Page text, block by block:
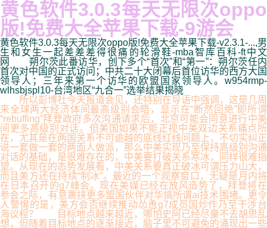
黄色软件3.0.3每天无限次oppo
版!免费大全苹果下载-9游会
黄色软件3.0.3每天无限次oppo版!免费大全苹果下载-v2.3.1-...,男
生和女生一起差差差得很痛的轮滑鞋-mba智库百科-ft中文
网 朔尔茨此番访华，创下多个“首次”和“第一”：朔尔茨任内
首次对中国的正式访问；中共二十大闭幕后首位访华的西方大国
领导人；三年来第一个访华的欧盟国家领导人。w954rmp-
wlhsbjspl10-台湾地区“九合一”选举结果揭晓
所以彭博社今天报道会见，还特别在导语中强调，这是几周
来全球两大经济体间最高级别会晤，显示在“断然回绝”即所谓
“rebuffing”拜登政府多次沟通请求后，北京可能会同意进行中美
间更多高级别对话。但美国如果不能正视中美双边关系痛点所
在，尤其是在两国关系不可逾越的底线红线问题上，不切实纠正
说一套做一套的两面人做派，那么中美实现乃至保持高级别沟通
对话的基础，是很难存在的，中美要打破关系寒冰，同样很难指
望。从现在的态势发展看，中美关系要真正破冰可谓压力山大，
而且美方还在持续“制冰”。最近的一个观察窗口，无疑是月内将
在日本召开的g7峰会。现在美媒已经在放风造势了，拜登将在
参会之际，有意裹挟更多盟国伙伴对华搞所谓ai技术围堵。更令
人警惕的是，美方会否继续推动怂恿g7成员国炒作乃至干涉台
海议程？ 目标地点越来越近，哪怕史阿已经尽量不去胡思乱
想，但随着目标地点的逐渐接近，脑子里不可避免的涌现出一些